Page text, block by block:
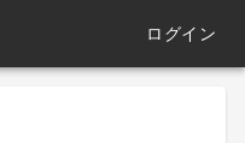
ログイン